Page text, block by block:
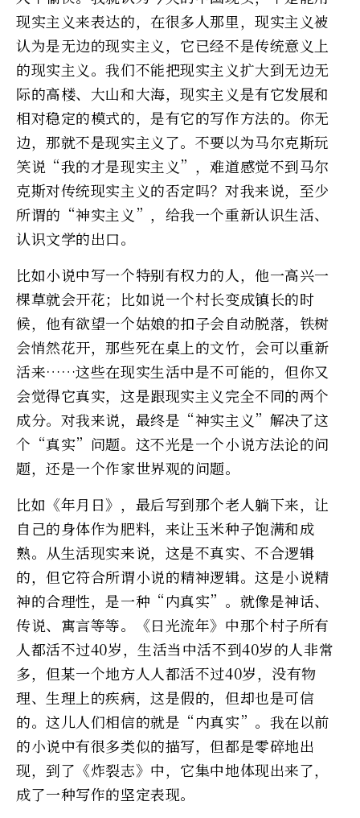
现实主义来表达的，在很多人那里，现实主义被
认为是无边的现实主义，它已经不是传统意义上
的现实主义。我们不能把现实主义扩大到无边无
际的高楼、大山和大海，现实主义是有它发展和
相对稳定的模式的，是有它的写作方法的。你无
边，那就不是现实主义了。不要以为马尔克斯玩
笑说“我的才是现实主义”，难道感觉不到马尔
克斯对传统现实主义的否定吗？对我来说，至少
所谓的“神实主义”，给我一个重新认识生活、
认识文学的出口。
比如小说中写一个特别有权力的人，他一高兴一
棵草就会开花；比如说一个村长变成镇长的时
候，他有欲望一个姑娘的扣子会自动脱落，铁树
会悄然花开，那些死在桌上的文竹，会可以重新
活来……这些在现实生活中是不可能的，但你又
会觉得它真实，这是跟现实主义完全不同的两个
成分。对我来说，最终是“神实主义”解决了这
个“真实”问题。这不光是一个小说方法论的问
题，还是一个作家世界观的问题。
比如《年月日》，最后写到那个老人躺下来，让
自己的身体作为肥料，来让玉米种子饱满和成
熟。从生活现实来说，这是不真实、不合逻辑
的，但它符合所谓小说的精神逻辑。这是小说精
神的合理性，是一种“内真实”。就像是神话、
传说、寓言等等。《日光流年》中那个村子所有
人都活不过40岁，生活当中活不到40岁的人非常
多，但某一个地方人人都活不过40岁，没有物
理、生理上的疾病，这是假的，但却也是可信
的。这儿人们相信的就是“内真实”。我在以前
的小说中有很多类似的描写，但都是零碎地出
现，到了《炸裂志》中，它集中地体现出来了，
成了一种写作的坚定表现。